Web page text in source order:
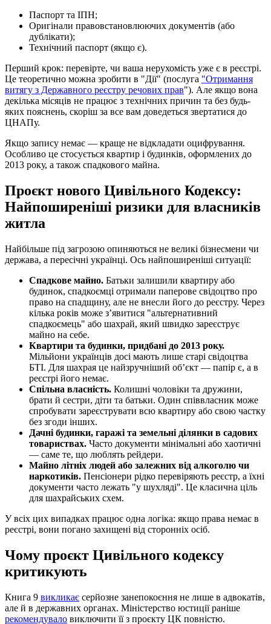
Паспорт та ІПН;
Оригінали правовстановлюючих документів (або
дублікати);
Технічний паспорт (якщо є).
Перший крок: перевірте, чи ваша нерухомість уже є в реєстрі.
Це теоретично можна зробити в "Дії" (послуга "Отримання
витягу з Державного реєстру речових прав"). Але якщо вона
декілька місяців не працює з технічних причин та без будь-
яких пояснень, скоріш за все вам доведеться звертатися до
ЦНАПу.
Якщо запису немає — краще не відкладати оцифрування.
Особливо це стосується квартир і будинків, оформлених до
2013 року, а також спадкового майна.
Проєкт нового Цивільного Кодексу:
Найпоширеніші ризики для власників
житла
Найбільше під загрозою опиняються не великі бізнесмени чи
держава, а пересічні українці. Ось найпоширеніші ситуації:
Спадкове майно. Батьки залишили квартиру або
будинок, спадкоємці отримали паперове свідоцтво про
право на спадщину, але не внесли його до реєстру. Через
кілька років може з’явитися "альтернативний
спадкоємець" або шахрай, який швидко зареєструє
майно на себе.
Квартири та будинки, придбані до 2013 року.
Мільйони українців досі мають лише старі свідоцтва
БТІ. Для шахрая це найзручніший об’єкт — папір є, а в
реєстрі його немає.
Спільна власність. Колишні чоловіки та дружини,
брати й сестри, діти та батьки. Один співвласник може
спробувати зареєструвати всю квартиру або свою частку
без згоди інших.
Дачні будинки, гаражі та земельні ділянки в садових
товариствах. Часто документи мінімальні або хаотичні
— саме те, що люблять рейдери.
Майно літніх людей або залежних від алкоголю чи
наркотиків. Пенсіонери рідко перевіряють реєстр, а їхні
документи часто лежать "у шухляді". Це класична ціль
для шахрайських схем.
У всіх цих випадках працює одна логіка: якщо права немає в
реєстрі, вони погано захищені від сторонніх осіб.
Чому проєкт Цивільного кодексу
критикують
Книга 9 викликає серйозне занепокоєння не лише в адвокатів,
але й в державних органах. Міністерство юстиції раніше
рекомендувало виключити її з проєкту ЦК повністю.